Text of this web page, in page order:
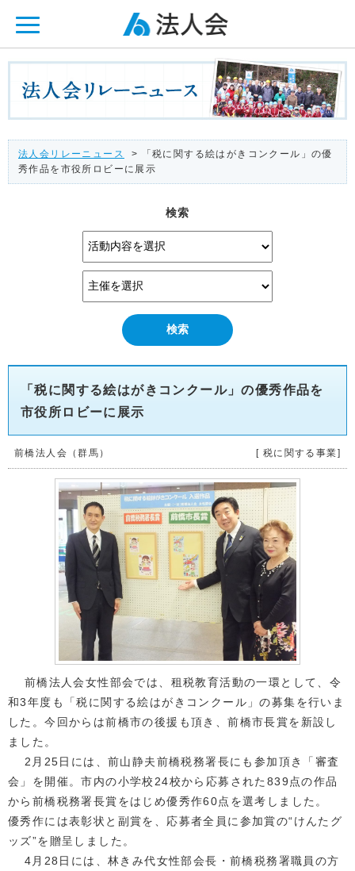
法人会リレーニュース
> 「税に関する絵はがきコンクール」の優
秀作品を市役所ロビーに展示
検索
「税に関する絵はがきコンクール」の優秀作品を
市役所ロビーに展示
前橋法人会（群馬） [ 税に関する事業]
前橋法人会女性部会では、租税教育活動の一環として、令
和3年度も「税に関する絵はがきコンクール」の募集を行いま
した。今回からは前橋市の後援も頂き、前橋市長賞を新設し
ました。
2月25日には、前山静夫前橋税務署長にも参加頂き「審査
会」を開催。市内の小学校24校から応募された839点の作品
から前橋税務署長賞をはじめ優秀作60点を選考しました。
優秀作には表彰状と副賞を、応募者全員に参加賞の“けんたグ
ッズ”を贈呈しました。
4月28日には、林きみ代女性部会長・前橋税務署職員の方